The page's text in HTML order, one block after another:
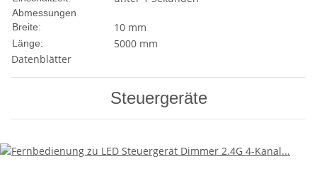
Abmessungen
Breite:
10 mm
Länge:
5000 mm
Datenblätter
Steuergeräte